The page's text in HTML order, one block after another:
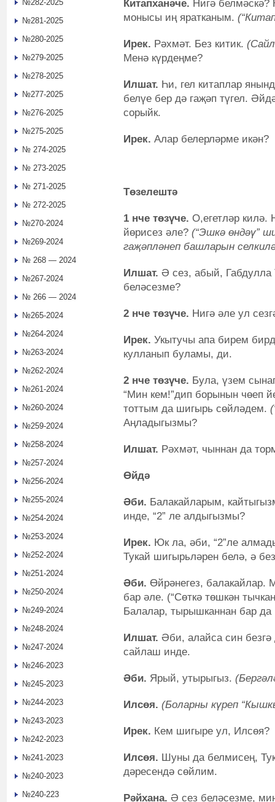
Китапханәче. Нигә
монысы иң яратканым.
Ирек. Рәхмәт. Без китик.
Менә күрдеңме?
Илшат. Һи, гел китаплар
белүе бер дә гаҗәп түгел.
сорыйк.
Ирек. Алар белерләрме икән?
Төзелештә
1 нче төзүче. О,егетләр килә.
йөрисез әле? (“Эшкә өндәү”
гаҗәпләнеп башларын
Илшат. Ә сез, абый, Габдулла
беләсезме?
2 нче төзүче. Нигә әле ул
Ирек. Укытучы апа бирем
кулланып буламы, ди.
2 нче төзүче. Була, үзем
“Мин кем!”дип борынын чөеп
тоттым да шигырь сөйләдем.
Аңладыгызмы?
Илшат. Рәхмәт, чыннан да
Өйдә
Әби. Балакайларым,
инде, “2” ле алдыгызмы?
Ирек. Юк ла, әби, “2”ле
Тукай шигырьләрен белә, ә
Әби. Өйрәнегез, балакайлар.
бар әле. (“Сөткә төшкән
Балалар, тырышканнан бар да
Илшат. Әби, алайса син безгә
сайлаш инде.
Әби. Ярый, утырыгыз.
Илсөя. (Боларны күреп
Ирек. Кем шигыре ул, Илсөя?
Илсөя. Шуны да белмисең,
дәресендә сөйлим.
Рәйхана. Ә сез беләсезме,
№282-2025
№281-2025
№280-2025
№279-2025
№278-2025
№277-2025
№276-2025
№275-2025
№ 274-2025
№ 273-2025
№ 271-2025
№ 272-2025
№270-2024
№269-2024
№ 268 — 2024
№267-2024
№ 266 — 2024
№265-2024
№264-2024
№263-2024
№262-2024
№261-2024
№260-2024
№259-2024
№258-2024
№257-2024
№256-2024
№255-2024
№254-2024
№253-2024
№252-2024
№251-2024
№250-2024
№249-2024
№248-2024
№247-2024
№246-2023
№245-2023
№244-2023
№243-2023
№242-2023
№241-2023
№240-2023
№240-223